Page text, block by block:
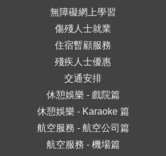
無障礙網上學習
傷殘人士就業
住宿暫顧服務
殘疾人士優惠
交通安排
休憩娛樂 - 戲院篇
休憩娛樂 - Karaoke 篇
航空服務 - 航空公司篇
航空服務 - 機場篇